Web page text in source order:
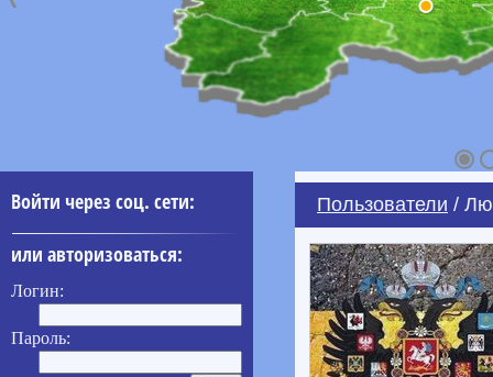
Войти через соц. сети:
или авторизоваться:
Логин:
Пароль:
Пользователи /